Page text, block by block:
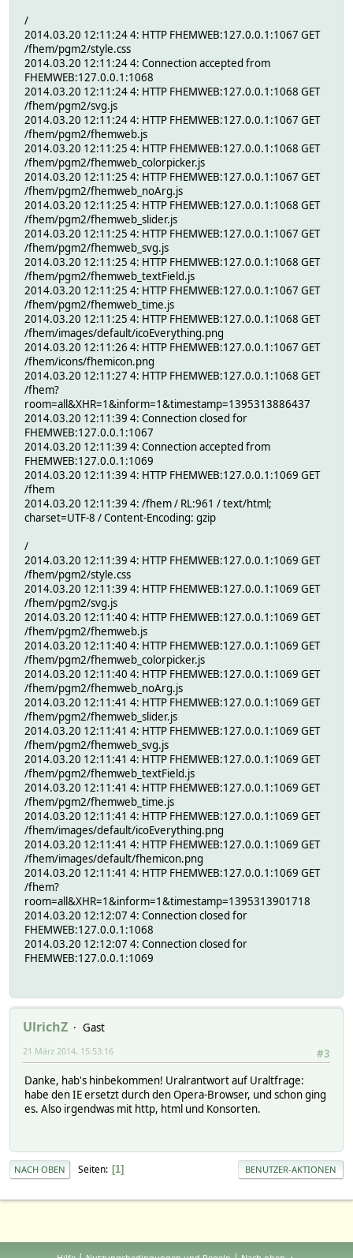
/
2014.03.20 12:11:24 4: HTTP FHEMWEB:127.0.0.1:1067 GET
/fhem/pgm2/style.css
2014.03.20 12:11:24 4: Connection accepted from
FHEMWEB:127.0.0.1:1068
2014.03.20 12:11:24 4: HTTP FHEMWEB:127.0.0.1:1068 GET
/fhem/pgm2/svg.js
2014.03.20 12:11:24 4: HTTP FHEMWEB:127.0.0.1:1067 GET
/fhem/pgm2/fhemweb.js
2014.03.20 12:11:25 4: HTTP FHEMWEB:127.0.0.1:1068 GET
/fhem/pgm2/fhemweb_colorpicker.js
2014.03.20 12:11:25 4: HTTP FHEMWEB:127.0.0.1:1067 GET
/fhem/pgm2/fhemweb_noArg.js
2014.03.20 12:11:25 4: HTTP FHEMWEB:127.0.0.1:1068 GET
/fhem/pgm2/fhemweb_slider.js
2014.03.20 12:11:25 4: HTTP FHEMWEB:127.0.0.1:1067 GET
/fhem/pgm2/fhemweb_svg.js
2014.03.20 12:11:25 4: HTTP FHEMWEB:127.0.0.1:1068 GET
/fhem/pgm2/fhemweb_textField.js
2014.03.20 12:11:25 4: HTTP FHEMWEB:127.0.0.1:1067 GET
/fhem/pgm2/fhemweb_time.js
2014.03.20 12:11:25 4: HTTP FHEMWEB:127.0.0.1:1068 GET
/fhem/images/default/icoEverything.png
2014.03.20 12:11:26 4: HTTP FHEMWEB:127.0.0.1:1067 GET
/fhem/icons/fhemicon.png
2014.03.20 12:11:27 4: HTTP FHEMWEB:127.0.0.1:1068 GET
/fhem?
room=all&XHR=1&inform=1&timestamp=1395313886437
2014.03.20 12:11:39 4: Connection closed for
FHEMWEB:127.0.0.1:1067
2014.03.20 12:11:39 4: Connection accepted from
FHEMWEB:127.0.0.1:1069
2014.03.20 12:11:39 4: HTTP FHEMWEB:127.0.0.1:1069 GET
/fhem
2014.03.20 12:11:39 4: /fhem / RL:961 / text/html;
charset=UTF-8 / Content-Encoding: gzip
/
2014.03.20 12:11:39 4: HTTP FHEMWEB:127.0.0.1:1069 GET
/fhem/pgm2/style.css
2014.03.20 12:11:39 4: HTTP FHEMWEB:127.0.0.1:1069 GET
/fhem/pgm2/svg.js
2014.03.20 12:11:40 4: HTTP FHEMWEB:127.0.0.1:1069 GET
/fhem/pgm2/fhemweb.js
2014.03.20 12:11:40 4: HTTP FHEMWEB:127.0.0.1:1069 GET
/fhem/pgm2/fhemweb_colorpicker.js
2014.03.20 12:11:40 4: HTTP FHEMWEB:127.0.0.1:1069 GET
/fhem/pgm2/fhemweb_noArg.js
2014.03.20 12:11:41 4: HTTP FHEMWEB:127.0.0.1:1069 GET
/fhem/pgm2/fhemweb_slider.js
2014.03.20 12:11:41 4: HTTP FHEMWEB:127.0.0.1:1069 GET
/fhem/pgm2/fhemweb_svg.js
2014.03.20 12:11:41 4: HTTP FHEMWEB:127.0.0.1:1069 GET
/fhem/pgm2/fhemweb_textField.js
2014.03.20 12:11:41 4: HTTP FHEMWEB:127.0.0.1:1069 GET
/fhem/pgm2/fhemweb_time.js
2014.03.20 12:11:41 4: HTTP FHEMWEB:127.0.0.1:1069 GET
/fhem/images/default/icoEverything.png
2014.03.20 12:11:41 4: HTTP FHEMWEB:127.0.0.1:1069 GET
/fhem/images/default/fhemicon.png
2014.03.20 12:11:41 4: HTTP FHEMWEB:127.0.0.1:1069 GET
/fhem?
room=all&XHR=1&inform=1&timestamp=1395313901718
2014.03.20 12:12:07 4: Connection closed for
FHEMWEB:127.0.0.1:1068
2014.03.20 12:12:07 4: Connection closed for
FHEMWEB:127.0.0.1:1069
UlrichZ
Gast
#3
21 März 2014, 15:53:16
Danke, hab's hinbekommen! Uralrantwort auf Uraltfrage:
habe den IE ersetzt durch den Opera-Browser, und schon ging
es. Also irgendwas mit http, html und Konsorten.
NACH OBEN Seiten 1 BENUTZER-AKTIONEN